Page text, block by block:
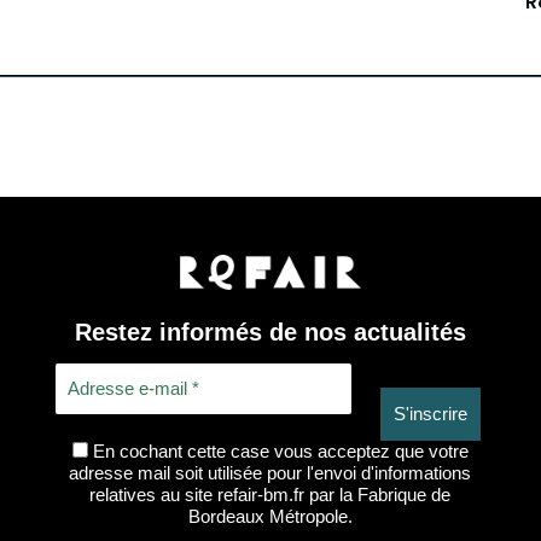
Restez informés de nos actualités
En cochant cette case vous acceptez que votre
adresse mail soit utilisée pour l'envoi d'informations
relatives au site refair-bm.fr par la Fabrique de
Bordeaux Métropole.